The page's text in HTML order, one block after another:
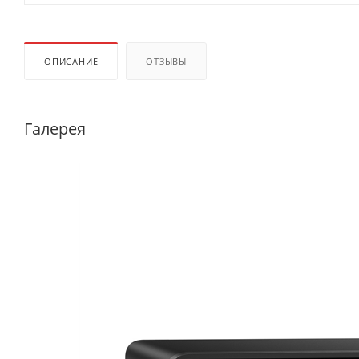
ОПИСАНИЕ ОТЗЫВЫ
Галерея